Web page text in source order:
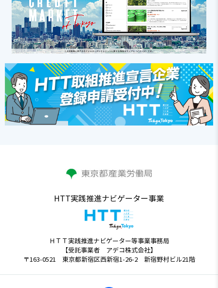
HTT実践推進ナビゲーター事業
ＨＴＴ実践推進ナビゲーター等事業事務局
【受託事業者 アデコ株式会社】
〒163-0521 東京都新宿区西新宿1-26-2 新宿野村ビル21階